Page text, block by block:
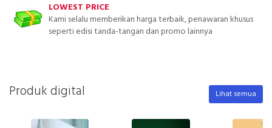
LOWEST PRICE
Kami selalu memberikan harga terbaik, penawaran khusus
seperti edisi tanda-tangan dan promo lainnya
Produk digital Lihat semua